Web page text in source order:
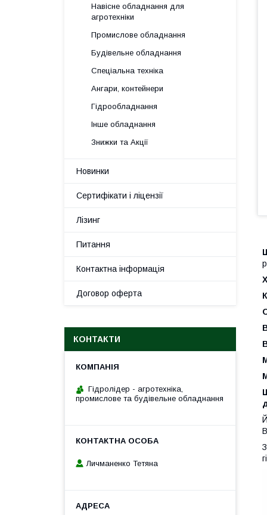
Навісне обладнання для
агротехніки
Промислове обладнання
Будівельне обладнання
Спеціальна техніка
Ангари, контейнери
Гідрообладнання
Інше обладнання
Знижки та Акції
Новинки
Сертифікати і ліцензії
Лізинг
Питання
Контактна інформація
Договор оферта
КОНТАКТИ
Гідролідер - агротехніка,
промислове та будівельне обладнання
Личманенко Тетяна